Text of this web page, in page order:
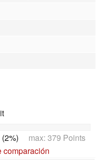
max: 379 Points
comparación